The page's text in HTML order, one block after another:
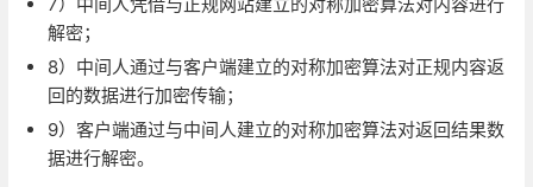
解密；
8）中间人通过与客户端建立的对称加密算法对正规内容返
回的数据进行加密传输；
9）客户端通过与中间人建立的对称加密算法对返回结果数
据进行解密。